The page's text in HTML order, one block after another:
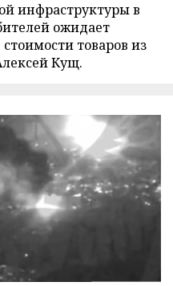
инфраструктуры в
ожидает
товаров из
Кущ.